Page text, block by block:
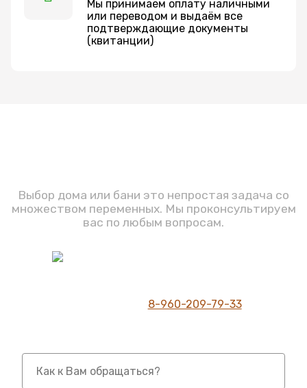
Мы принимаем оплату наличными
или переводом и выдаём все
подтверждающие документы
(квитанции)
Выбор дома или бани это непростая задача со
множеством переменных. Мы проконсультируем
вас по любым вопросам.
8-960-209-79-33